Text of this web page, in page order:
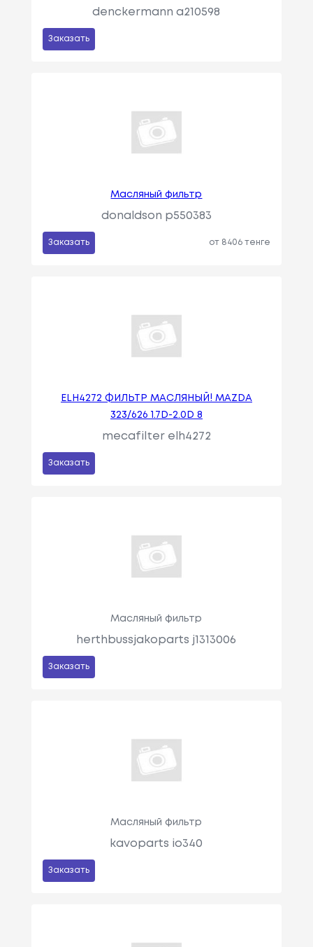
denckermann a210598
Заказать
Масляный фильтр
donaldson p550383
Заказать от 8406 тенге
ELH4272 ФИЛЬТР МАСЛЯНЫЙ! MAZDA
323/626 1.7D-2.0D 8
mecafilter elh4272
Заказать
Масляный фильтр
herthbussjakoparts j1313006
Заказать
Масляный фильтр
kavoparts io340
Заказать